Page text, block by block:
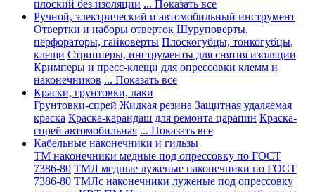
плоский без изоляции ... Показать все
Ручной, электрический и автомобильный инструмент
Отвертки и наборы отверток Шуруповерты,
перфораторы, гайковерты Плоскогубцы, тонкогубцы,
клещи Стрипперы, инструменты для снятия изоляции
Кримперы и пресс-клещи для опрессовки клемм и
наконечников ... Показать все
Краски, грунтовки, лаки
Грунтовки-спрей Жидкая резина Защитная удаляемая
краска Краска-карандаш для ремонта царапин Краска-
спрей автомобильная ... Показать все
Кабельные наконечники и гильзы
ТМ наконечники медные под опрессовку по ГОСТ
7386-80 ТМЛ медные луженые наконечники по ГОСТ
7386-80 ТМЛс наконечники луженые под опрессовку